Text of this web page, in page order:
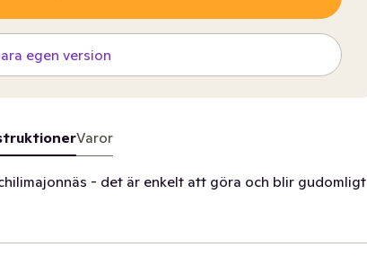
egen version
Varor
- det är enkelt att göra och blir gudomligt